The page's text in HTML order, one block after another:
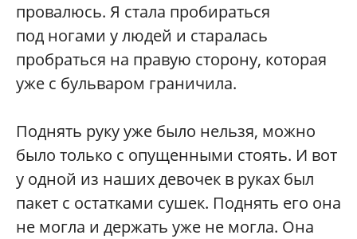
провалюсь. Я стала пробираться
под ногами у людей и старалась
пробраться на правую сторону, которая
уже с бульваром граничила.
Поднять руку уже было нельзя, можно
было только с опущенными стоять. И вот
у одной из наших девочек в руках был
пакет с остатками сушек. Поднять его она
не могла и держать уже не могла. Она